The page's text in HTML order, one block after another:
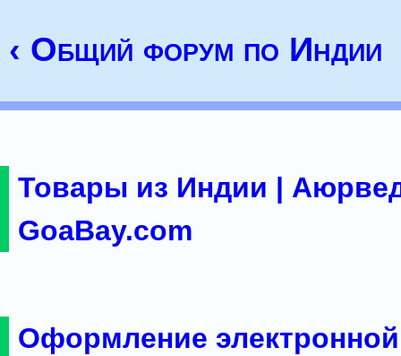
‹ Общий форум по Индии
Товары из Индии |
GoaBay.com
Оформление электронной